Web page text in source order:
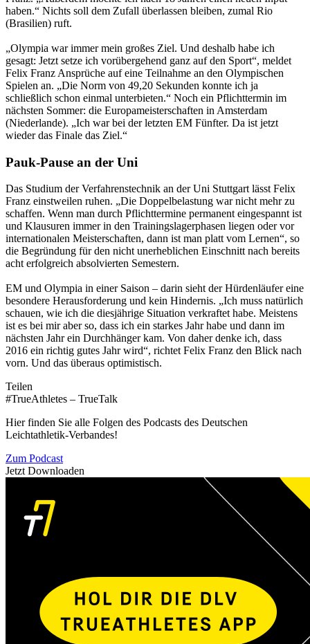
haben.“ Nichts soll dem Zufall überlassen bleiben, zumal Rio
(Brasilien) ruft.
„Olympia war immer mein großes Ziel. Und deshalb habe ich
gesagt: Jetzt setze ich vorübergehend ganz auf den Sport“, meldet
Felix Franz Ansprüche auf eine Teilnahme an den Olympischen
Spielen an. „Die Norm von 49,20 Sekunden konnte ich ja
schließlich schon einmal unterbieten.“ Noch ein Pflichttermin im
nächsten Sommer: die Europameisterschaften in Amsterdam
(Niederlande). „Ich war bei der letzten EM Fünfter. Da ist jetzt
wieder das Finale das Ziel.“
Pauk-Pause an der Uni
Das Studium der Verfahrenstechnik an der Uni Stuttgart lässt Felix
Franz einstweilen ruhen. „Die Doppelbelastung war nicht mehr zu
schaffen. Wenn man durch Pflichttermine permanent eingespannt ist
und Klausuren immer in den Trainingslagerphasen liegen oder vor
internationalen Meisterschaften, dann ist man platt vom Lernen“, so
die Begründung für den nicht unerheblichen Einschnitt nach bereits
acht erfolgreich absolvierten Semestern.
EM und Olympia in einer Saison – darin sieht der Hürdenläufer eine
besondere Herausforderung und kein Hindernis. „Ich muss natürlich
schauen, wie ich die diesjährige Situation verkraftet habe. Meistens
ist es bei mir aber so, dass ich ein starkes Jahr habe und dann im
nächsten Jahr ein Durchhänger kam. Von daher denke ich, dass
2016 ein richtig gutes Jahr wird“, richtet Felix Franz den Blick nach
vorn. Und das überaus optimistisch.
Teilen
#TrueAthletes – TrueTalk
Hier finden Sie alle Folgen des Podcasts des Deutschen
Leichtathletik-Verbandes!
Zum Podcast
Jetzt Downloaden